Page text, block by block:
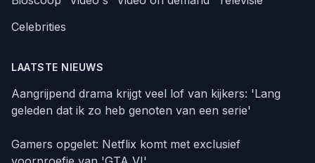
Celebrities
LAATSTE NIEUWS
Aangrijpend drama krijgt veel lof van kijkers: 'Lang
geleden dat ik zo heb genoten van een serie'
Gamers opgelet: Netflix komt met exclusief